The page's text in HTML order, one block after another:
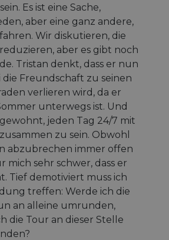
Es ist eine Sache,
aber eine ganz andere,
Wir diskutieren, die
aber es gibt noch
Tristan denkt, dass er nun
die Freundschaft zu seinen
verlieren wird, da er
unterwegs ist. Und
jeden Tag 24/7 mit
zu sein. Obwohl
abzubrechen immer offen
mich sehr schwer, dass er
Tief demotiviert muss ich
treffen: Werde ich die
an alleine umrunden,
die Tour an dieser Stelle